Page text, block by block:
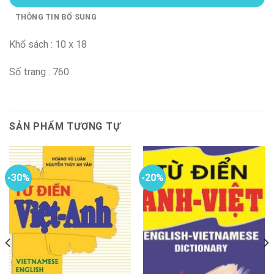
THÔNG TIN BỔ SUNG
Khổ sách : 10 x 18
Số trang : 760
SẢN PHẨM TƯƠNG TỰ
-30% -20%